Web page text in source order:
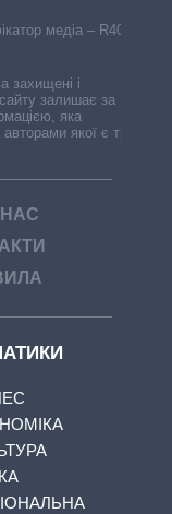
медіа – R40-
захищені і
залишає за
яка
якої є треті